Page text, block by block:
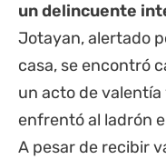
un delincuente
Jotayan, alertado
casa, se encontró
un acto de
enfrentó al ladrón
A pesar de recibir